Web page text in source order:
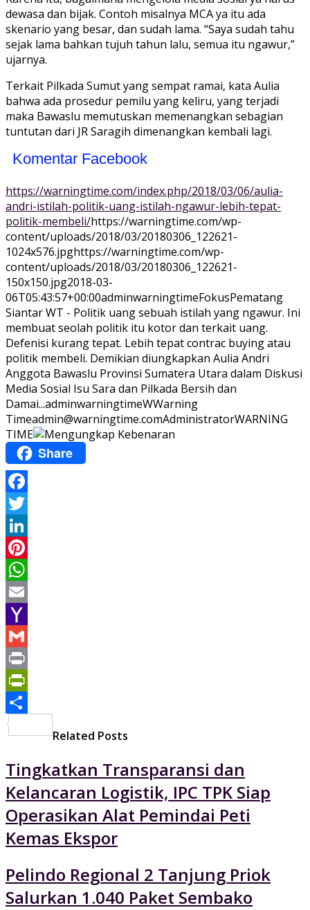
dewasa dan bijak. Contoh misalnya MCA ya itu ada
skenario yang besar, dan sudah lama. “Saya sudah tahu
sejak lama bahkan tujuh tahun lalu, semua itu ngawur,”
ujarnya.
Terkait Pilkada Sumut yang sempat ramai, kata Aulia
bahwa ada prosedur pemilu yang keliru, yang terjadi
maka Bawaslu memutuskan memenangkan sebagian
tuntutan dari JR Saragih dimenangkan kembali lagi.
Komentar Facebook
https://warningtime.com/index.php/2018/03/06/aulia-
andri-istilah-politik-uang-istilah-ngawur-lebih-tepat-
politik-membeli/https://warningtime.com/wp-
content/uploads/2018/03/20180306_122621-
1024x576.jpghttps://warningtime.com/wp-
content/uploads/2018/03/20180306_122621-
150x150.jpg2018-03-
06T05:43:57+00:00adminwarningtimeFokusPematang
Siantar WT - Politik uang sebuah istilah yang ngawur. Ini
membuat seolah politik itu kotor dan terkait uang.
Defenisi kurang tepat. Lebih tepat contrac buying atau
politik membeli. Demikian diungkapkan Aulia Andri
Anggota Bawaslu Provinsi Sumatera Utara dalam Diskusi
Media Sosial Isu Sara dan Pilkada Bersih dan
Damai...adminwarningtimeWWarning
Timeadmin@warningtime.comAdministratorWARNING
TIME
Share
Facebook
Twitter
LinkedIn
Pinterest
WhatsApp
Email
Yahoo
Mail
Gmail
Print
PrintFriendly
Related Posts
Tingkatkan Transparansi dan
Kelancaran Logistik, IPC TPK Siap
Operasikan Alat Pemindai Peti
Kemas Ekspor
Pelindo Regional 2 Tanjung Priok
Salurkan 1.040 Paket Sembako